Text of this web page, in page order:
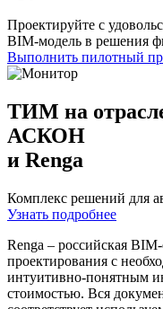
Проектируйте с
BIM-модель в решения
Выполнить пилотный
ТИМ на
АСКОН
и Renga
Комплекс решений для
Узнать подробнее
Renga – российская
проектирования с
интуитивно-понятным
стоимостью. Вся